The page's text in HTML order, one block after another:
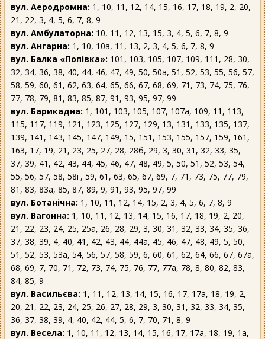
вул. Аеродромна: 1, 10, 11, 12, 14, 15, 16, 17, 18, 19, 2, 20,
21, 22, 3, 4, 5, 6, 7, 8, 9
вул. Амбулаторна: 10, 11, 12, 13, 15, 3, 4, 5, 6, 7, 8, 9
вул. Ангарна: 1, 10, 10а, 11, 13, 2, 3, 4, 5, 6, 7, 8, 9
вул. Балка «Попівка»: 101, 103, 105, 107, 109, 111, 28, 30,
32, 34, 36, 38, 40, 44, 46, 47, 49, 50, 50а, 51, 52, 53, 55, 56, 57,
58, 59, 60, 61, 62, 63, 64, 65, 66, 67, 68, 69, 71, 73, 74, 75, 76,
77, 78, 79, 81, 83, 85, 87, 91, 93, 95, 97, 99
вул. Барикадна: 1, 101, 103, 105, 107, 107а, 109, 11, 113,
115, 117, 119, 121, 123, 125, 127, 129, 13, 131, 133, 135, 137,
139, 141, 143, 145, 147, 149, 15, 151, 153, 155, 157, 159, 161,
163, 17, 19, 21, 23, 25, 27, 28, 28б, 29, 3, 30, 31, 32, 33, 35,
37, 39, 41, 42, 43, 44, 45, 46, 47, 48, 49, 5, 50, 51, 52, 53, 54,
55, 56, 57, 58, 58г, 59, 61, 63, 65, 67, 69, 7, 71, 73, 75, 77, 79,
81, 83, 83а, 85, 87, 89, 9, 91, 93, 95, 97, 99
вул. Ботанічна: 1, 10, 11, 12, 14, 15, 2, 3, 4, 5, 6, 7, 8, 9
вул. Вагонна: 1, 10, 11, 12, 13, 14, 15, 16, 17, 18, 19, 2, 20,
21, 22, 23, 24, 25, 25а, 26, 28, 29, 3, 30, 31, 32, 33, 34, 35, 36,
37, 38, 39, 4, 40, 41, 42, 43, 44, 44а, 45, 46, 47, 48, 49, 5, 50,
51, 52, 53, 53а, 54, 56, 57, 58, 59, 6, 60, 61, 62, 64, 66, 67, 67а,
68, 69, 7, 70, 71, 72, 73, 74, 75, 76, 77, 77а, 78, 8, 80, 82, 83,
84, 85, 9
вул. Васильєва: 1, 11, 12, 13, 14, 15, 16, 17, 17а, 18, 19, 2,
20, 21, 22, 23, 24, 25, 26, 27, 28, 29, 3, 30, 31, 32, 33, 34, 35,
36, 37, 38, 39, 4, 40, 42, 44, 5, 6, 7, 70, 71, 8, 9
вул. Весела: 1, 10, 11, 12, 13, 14, 15, 16, 17, 17а, 18, 19, 1а,